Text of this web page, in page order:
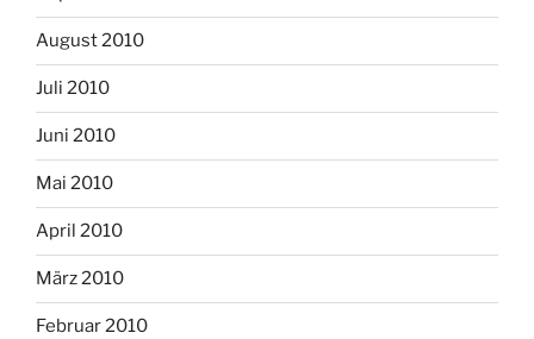
August 2010
Juli 2010
Juni 2010
Mai 2010
April 2010
März 2010
Februar 2010